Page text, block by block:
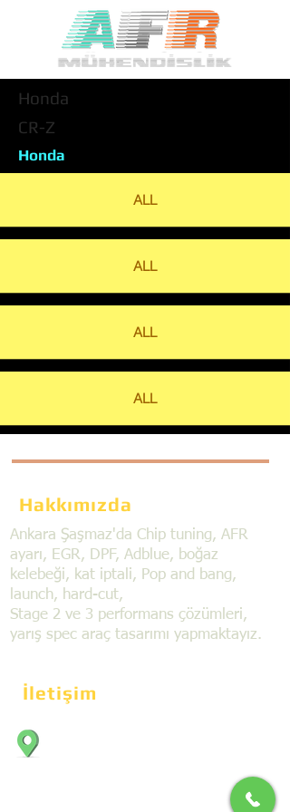
Honda
CR-Z
Honda
ALL
ALL
ALL
ALL
Hakkımızda
Ankara Şaşmaz'da Chip tuning, AFR
ayarı, EGR, DPF, Adblue, boğaz
kelebeği, kat iptali, Pop and bang,
launch, hard-cut,
Stage 2 ve 3 performans çözümleri,
yarış spec araç tasarımı yapmaktayız.
İletişim